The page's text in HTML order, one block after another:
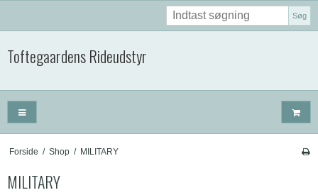
Søg
Toftegaardens Rideudstyr
Forside / Shop / MILITARY
MILITARY